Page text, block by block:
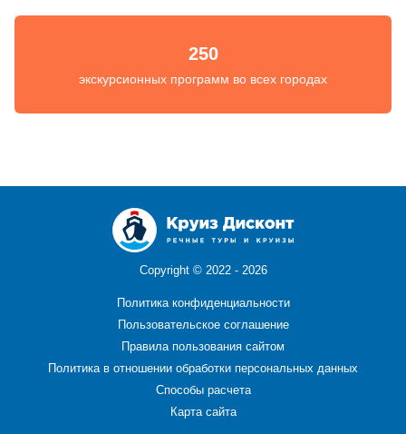
250
экскурсионных программ во всех городах
Copyright © 2022 - 2026
Политика конфиденциальности
Пользовательское соглашение
Правила пользования сайтом
Политика в отношении обработки персональных данных
Способы расчета
Карта сайта